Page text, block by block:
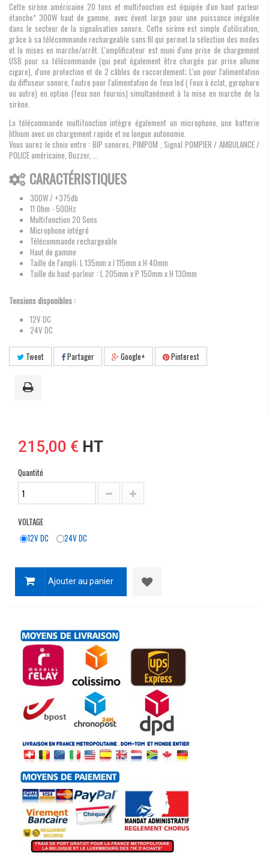
Cette sirène américaine 20 tons et multifonction est équipée d'un haut parleur
étanche* 300W haut de gamme, avec évent large pour une puissance inégalée
dans le secteur de la signalisation sonore. Cette sirène est simple d'utilisation,
grâce à sa télécommande rechargeable sans fil qui permet la sélection des modes
et la mises en marche/arrêt. L'amplificateur est muni d'une prise de chargement
USB pour sa télécommande (qui peut également être chargée par prise allume
cigare), d'une protection et de 2 câbles de raccordement; L'un pour l'alimentation
du diffuseur sonore, l'autre pour l'alimentation de feux led ( Feux à éclat, gyrophare
ou autre) en option (feux non fournis) simultanément à la mise en marche de la
sirène.
La télécommande multifonction intègre également un microphone, une batterie
lithium avec un chargement rapide et ne longue autonomie.
Vous aurez le choix entre : BIP sonores, PIMPOM , Signal POMPIER / AMBULANCE /
POLICE américaine, Buzzer, ...
CARACTÉRISTIQUES
300W / +375db
11 Ohm - 500Hz
Multifonction 20 Sons
Microphone intégré
Télécommande rechargeable
Haut de gamme
Taille de l'ampli: L 135mm x l 115mm x H 40mm
Taille du haut-parleur : L 205mm x P 150mm x H 130mm
Tensions disponibles :
12V DC
24V DC
Tweet Partager Google+ Pinterest
215,00 € HT
Quantité
VOLTAGE
12V DC
24V DC
Ajouter au panier